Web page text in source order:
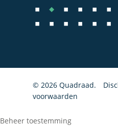
© 2026 Quadraad.
voorwaarden
Beheer toestemming